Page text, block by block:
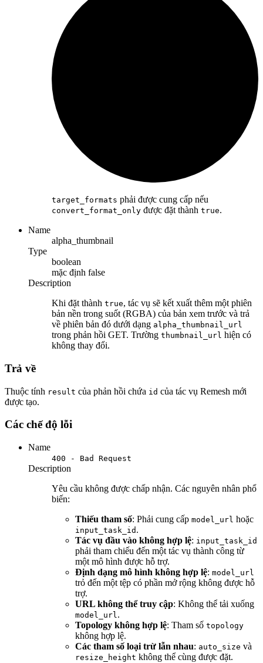
target_formats phải được cung cấp nếu
convert_format_only được đặt thành true.
Name
alpha_thumbnail
Type
boolean
mặc định false
Description
Khi đặt thành true, tác vụ sẽ kết xuất thêm một phiên
bản nền trong suốt (RGBA) của bản xem trước và trả
về phiên bản đó dưới dạng alpha_thumbnail_url
trong phản hồi GET. Trường thumbnail_url hiện có
không thay đổi.
Trả về
Thuộc tính result của phản hồi chứa id của tác vụ Remesh mới
được tạo.
Các chế độ lỗi
Name
400 - Bad Request
Description
Yêu cầu không được chấp nhận. Các nguyên nhân phổ
biến:
Thiếu tham số: Phải cung cấp model_url hoặc
input_task_id .
Tác vụ đầu vào không hợp lệ: input_task_id
phải tham chiếu đến một tác vụ thành công từ
một mô hình được hỗ trợ.
Định dạng mô hình không hợp lệ: model_url
trỏ đến một tệp có phần mở rộng không được hỗ
trợ.
URL không thể truy cập: Không thể tải xuống
model_url.
Topology không hợp lệ: Tham số topology
không hợp lệ.
Các tham số loại trừ lẫn nhau: auto_size và
resize_height không thể cùng được đặt.